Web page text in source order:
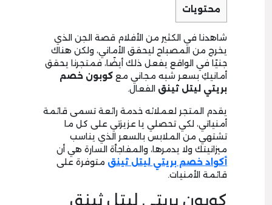
محتويات
شاهدنا في الكثير من الأفلام قصة الجن الذي
يخرج من المصباح ليحقق الأماني، ولكن هناك
جنيًا في الواقع يفعل ذلك أيضًا، فمتجرنا يحقق
أمانيكِ بسعر شبه مجاني مع كوبون خصم
بريتي ليتل ثينق الفعال.
يقدم المتجر لعملائه خدمة رائعة تسمى قائمة
أمنياتي، لكي تحصلي يا عزيزتي على كل ما
تشتهي من الملابس بالسعر الذي يناسب
ميزانيتك ولا يدمرها، والمفاجأة السارة هي أن
أكواد خصم بريتي ليتل ثينق متوفرة على
قائمة الأمنيات.
كوبون بريتي ليتل ثينق